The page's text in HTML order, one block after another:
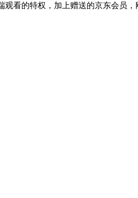
看的特权，加上赠送的京东会员